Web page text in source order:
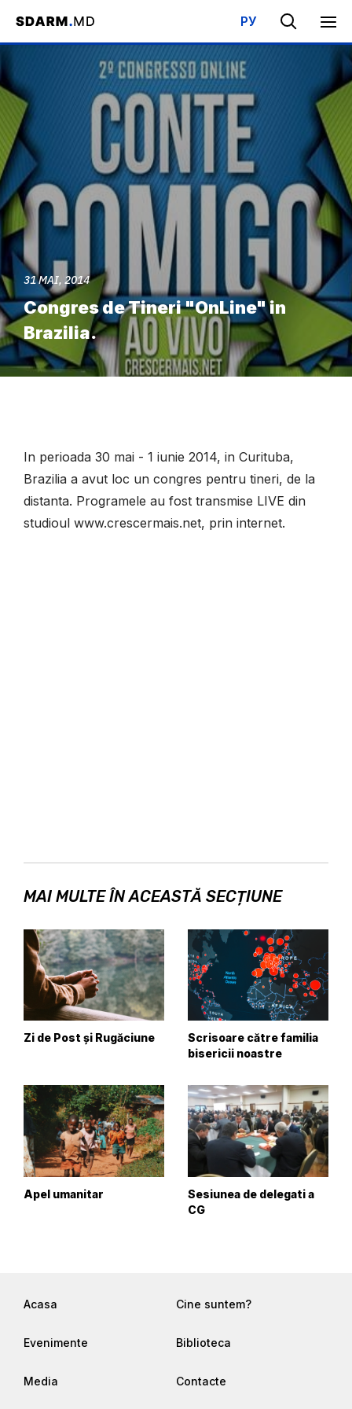
РУ
Acasa / Evenimente / Congres de Tineri "OnLine" in Brazilia.
31 MAI, 2014
Congres de Tineri "OnLine" in
Brazilia.
In perioada 30 mai - 1 iunie 2014, in Curituba,
Brazilia a avut loc un congres pentru tineri, de la
distanta. Programele au fost transmise LIVE din
studioul www.crescermais.net, prin internet.
MAI MULTE ÎN ACEASTĂ SECȚIUNE
Zi de Post și Rugăciune
Scrisoare către familia
bisericii noastre
Apel umanitar
Sesiunea de delegati a
CG
Acasa Cine suntem?
Evenimente Biblioteca
Media Contacte